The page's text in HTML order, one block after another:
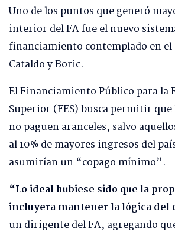
Uno de los puntos que generó
interior del FA fue el nuevo
financiamiento contemplado en el
Cataldo y Boric.
El Financiamiento Público para la
Superior (FES) busca permitir
no paguen aranceles, salvo
al 10% de mayores ingresos del
asumirían un “copago mínimo”.
“Lo ideal hubiese sido que la
incluyera mantener la lógica del
un dirigente del FA, agregando